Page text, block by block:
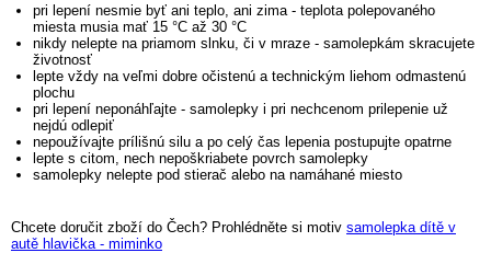
pri lepení nesmie byť ani teplo, ani zima - teplota polepovaného
miesta musia mať 15 °C až 30 °C
nikdy nelepte na priamom slnku, či v mraze - samolepkám skracujete
životnosť
lepte vždy na veľmi dobre očistenú a technickým liehom odmastenú
plochu
pri lepení neponáhľajte - samolepky i pri nechcenom prilepenie už
nejdú odlepiť
nepoužívajte prílišnú silu a po celý čas lepenia postupujte opatrne
lepte s citom, nech nepoškriabete povrch samolepky
samolepky nelepte pod stierač alebo na namáhané miesto
Chcete doručit zboží do Čech? Prohlédněte si motiv samolepka dítě v
autě hlavička - miminko